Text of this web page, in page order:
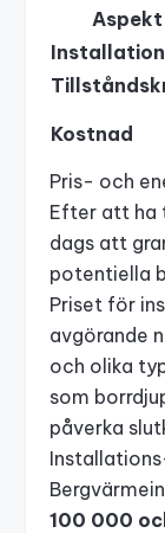
Aspekt
Kostnad
Pris- och
Efter att ha
dags att
potentiella
Priset för
avgörande
och olika
som
påverka
100 000